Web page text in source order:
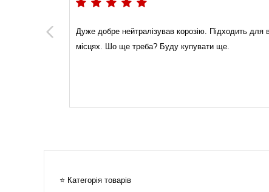
PreviousДуже добре нейтралізував корозію. Підходить для
місцях. Шо ще треба? Буду купувати ще.
⭐ Категорія товарів